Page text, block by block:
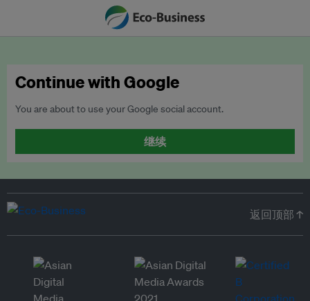
Continue with Google
You are about to use your Google social account.
继续
返回顶部 ↑